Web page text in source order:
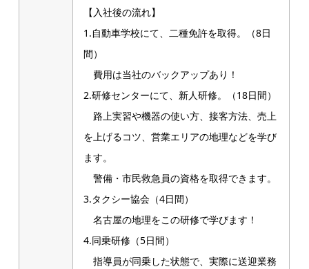
【入社後の流れ】
1.自動車学校にて、二種免許を取得。（8日
間）
費用は当社のバックアップあり！
2.研修センターにて、新人研修。（18日間）
路上実習や機器の使い方、接客方法、売上
を上げるコツ、営業エリアの地理などを学び
ます。
警備・市民救急員の資格を取得できます。
3.タクシー協会（4日間）
名古屋の地理をこの研修で学びます！
4.同乗研修（5日間）
指導員が同乗した状態で、実際に送迎業務